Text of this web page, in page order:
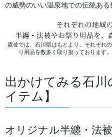
法被・はっぴ・はんてん・印半
お祭備品と豆知識
獅子舞・衣裳・別仕立・小物
の威勢のいい温泉地での伝統ある
森佐では、石川県はもとより、それぞれ
り用品を数多く取り扱っております
出かけてみる石川
イテム】
オリジナル半纏・法被